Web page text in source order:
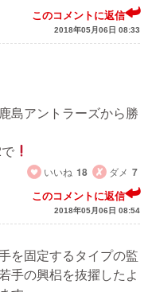
このコメントに返信
2018年05月06日 08:33
島アントラーズから勝
いいね 18 ダメ 7
このコメントに返信
2018年05月06日 08:54
を固定するタイプの監
手の興梠を抜擢したよ